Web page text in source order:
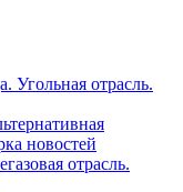
Угольная отрасль.
новостей
отрасль.